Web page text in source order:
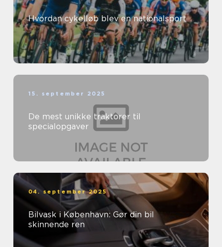
Hvordan cykelløb blev en nationalsport
15. september 2025
De mest unikke traktorer til
specialopgaver
04. september 2025
Bilvask i København: Gør din bil
skinnende ren